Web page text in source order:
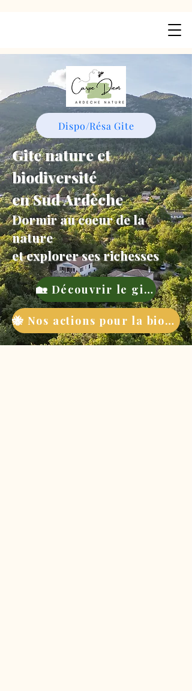
Dispo/Résa Gite
Gite nature et
biodiversité
en Sud Ardèche
Dormir au coeur de la
nature
et explorer ses richesses
🏡 Découvrir le gite
🐝 Nos actions pour la biodiversité